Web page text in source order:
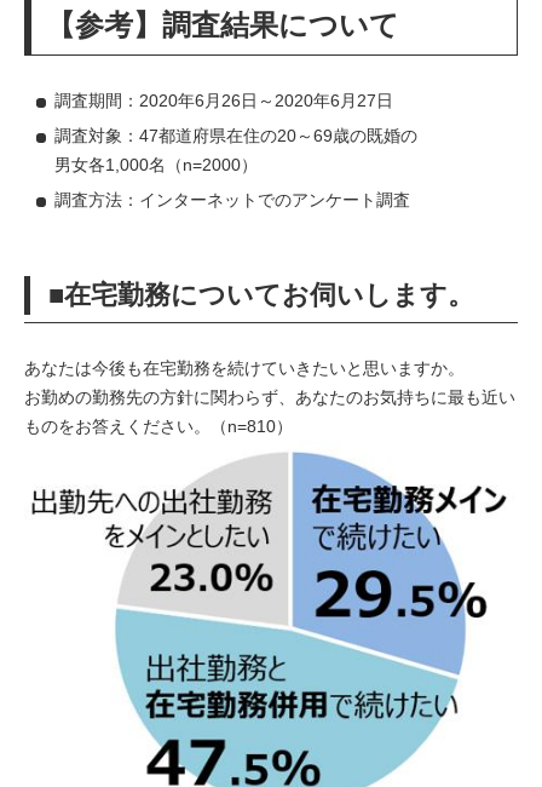
【参考】調査結果について
調査期間：2020年6月26日～2020年6月27日
調査対象：47都道府県在住の20～69歳の既婚の
男女各1,000名（n=2000）
調査方法：インターネットでのアンケート調査
■在宅勤務についてお伺いします。
あなたは今後も在宅勤務を続けていきたいと思いますか。
お勤めの勤務先の方針に関わらず、あなたのお気持ちに最も近い
ものをお答えください。（n=810）